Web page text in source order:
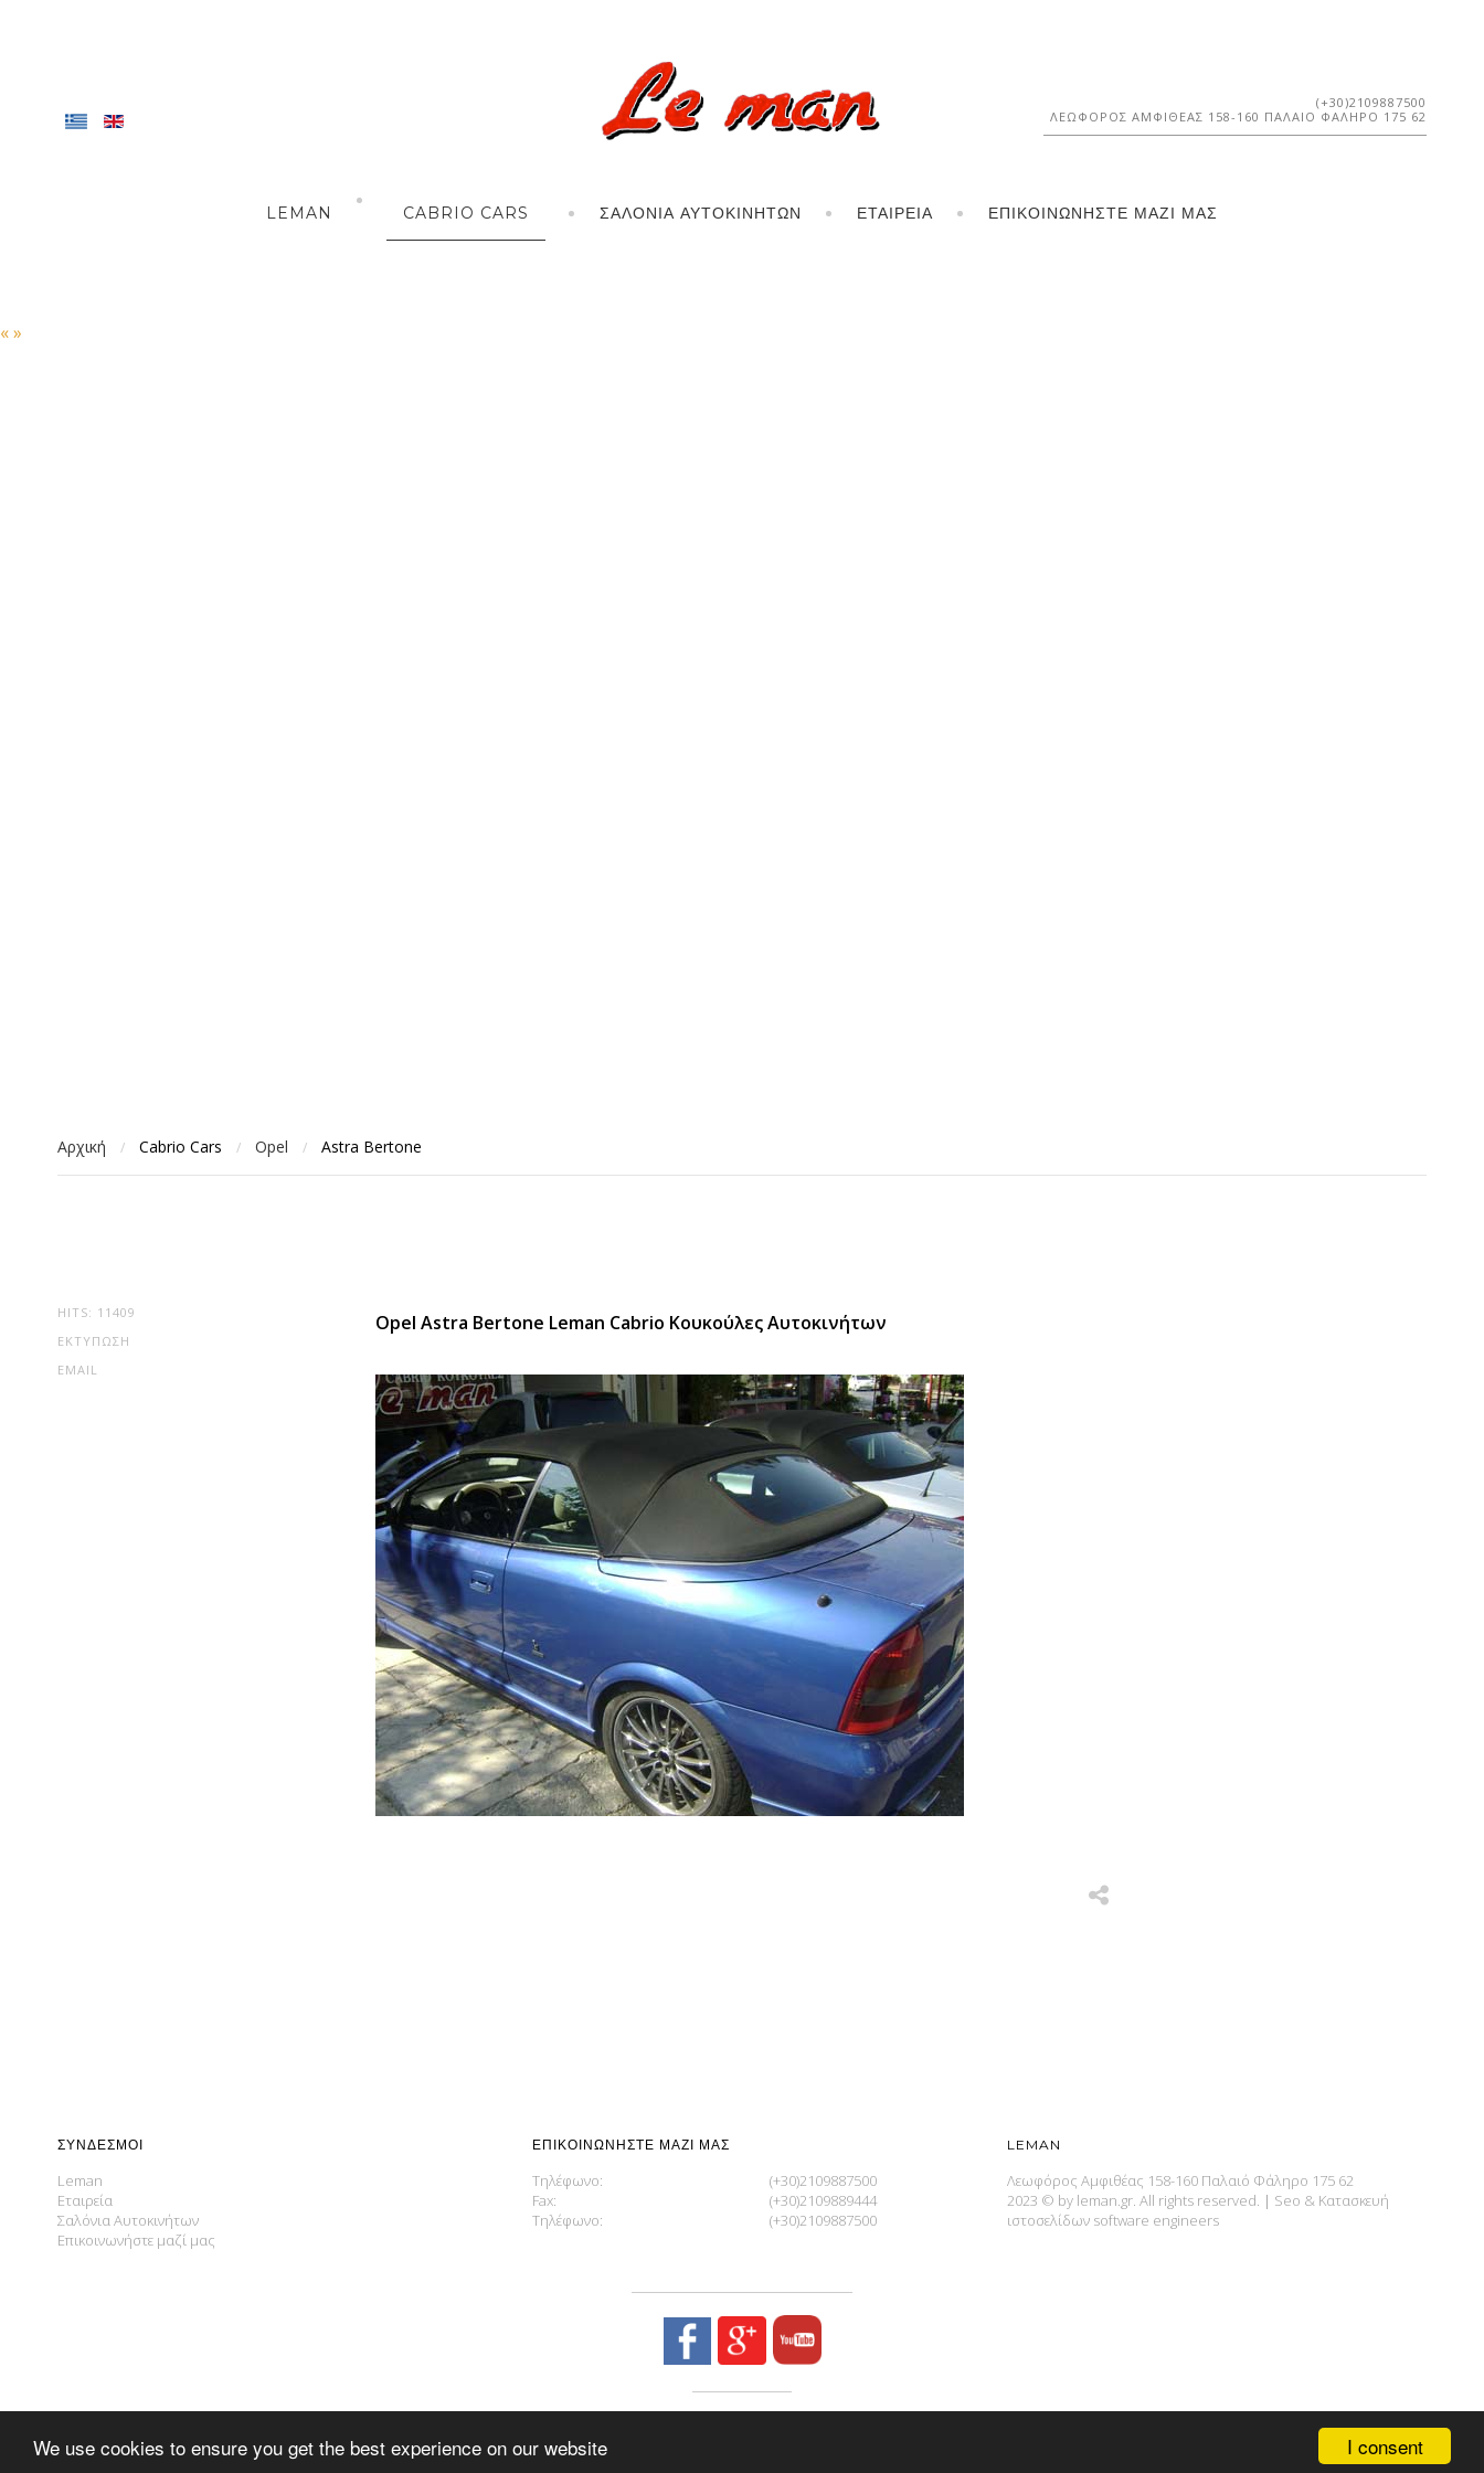
I consent
We use cookies to ensure you get the best experience on our website
(+30)2109887500
ΛΕΩΦΌΡΟΣ ΑΜΦΙΘΈΑΣ 158-160 ΠΑΛΑΙΌ ΦΆΛΗΡΟ 175 62
LEMAN CABRIO CARS ΣΑΛΌΝΙΑ ΑΥΤΟΚΙΝΉΤΩΝ ΕΤΑΙΡΕΊΑ ΕΠΙΚΟΙΝΩΝΉΣΤΕ ΜΑΖΊ ΜΑΣ
«»
Αρχική / Cabrio Cars / Opel / Astra Bertone
HITS: 11409
ΕΚΤΎΠΩΣΗ
EMAIL
Opel Astra Bertone Leman Cabrio Κουκούλες Αυτοκινήτων
ΣΎΝΔΕΣΜΟΙ
Leman
Εταιρεία
Σαλόνια Αυτοκινήτων
Επικοινωνήστε μαζί μας
ΕΠΙΚΟΙΝΩΝΉΣΤΕ ΜΑΖΊ ΜΑΣ
Τηλέφωνο:
Fax:
Τηλέφωνο:
(+30)2109887500
(+30)2109889444
(+30)2109887500
LEMAN
Λεωφόρος Αμφιθέας 158-160 Παλαιό Φάληρο 175 62
2023 © by leman.gr. All rights reserved. | Seo & Κατασκευή
ιστοσελίδων software engineers